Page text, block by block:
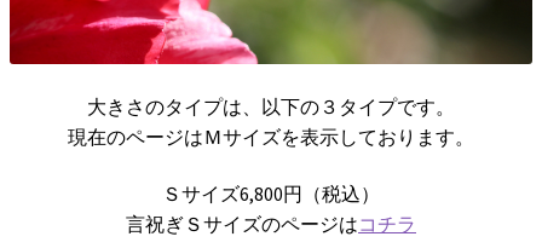
大きさのタイプは、以下の３タイプです。
現在のページはＭサイズを表示しております。
Ｓサイズ6,800円（税込）
言祝ぎＳサイズのページはコチラ